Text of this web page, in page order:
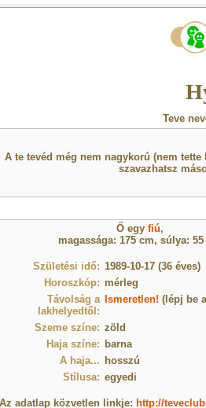
Teve
A te tevéd még nem nagykorú (nem
szavazhatsz
Ő egy fiú,
magassága: 175 cm, súlya: 55
Születési idő: 1989-10-17 (36 éves)
Horoszkóp: mérleg
Távolság a
lakhelyedtől:
Ismeretlen! (lépj be
Szeme színe: zöld
Haja színe: barna
A haja... hosszú
Stílusa: egyedi
Az adatlap közvetlen linkje: http://